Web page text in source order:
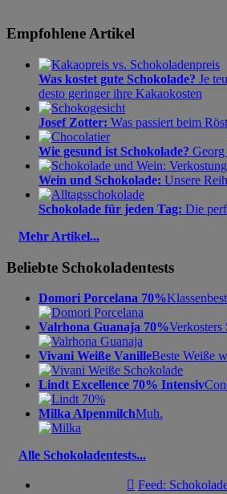
Empfohlene Artikel
Was kostet gute Schokolade? Je
desto geringer ihre Kakaokosten
Josef Zotter: Was passiert beim
Wie gesund ist Schokolade?
Wein und Schokolade: Unsere
Schokolade für jeden Tag: Die
Mehr Artikel...
Beliebte Schokoladentests
Domori Porcelana 70%
Valrhona Guanaja 70%Verkosters
Vivani Weiße VanilleBeste Weiße
Lindt Excellence 70% Intensiv
Milka AlpenmilchMuh.
Alle Schokoladentests...
 Feed: